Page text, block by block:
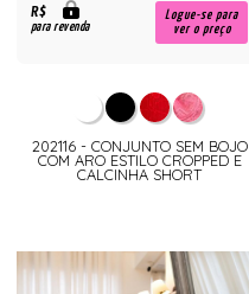
R$
para revenda
Logue-se para
ver o preço
202116 - CONJUNTO SEM BOJO
COM ARO ESTILO CROPPED E
CALCINHA SHORT